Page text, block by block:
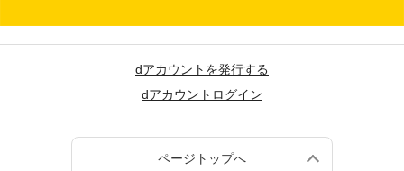
dアカウントを発行する
dアカウントログイン
ページトップへ